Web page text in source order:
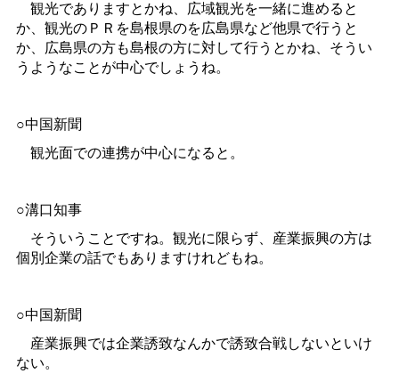
観光でありますとかね、広域観光を一緒に進めると
か、観光のＰＲを島根県のを広島県など他県で行うと
か、広島県の方も島根の方に対して行うとかね、そうい
うようなことが中心でしょうね。
○中国新聞
観光面での連携が中心になると。
○溝口知事
そういうことですね。観光に限らず、産業振興の方は
個別企業の話でもありますけれどもね。
○中国新聞
産業振興では企業誘致なんかで誘致合戦しないといけ
ない。